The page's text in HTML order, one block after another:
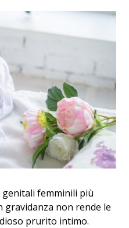
genitali femminili più
gravidanza non rende le
prurito intimo.